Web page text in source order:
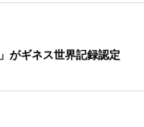
がギネス世界記録認定